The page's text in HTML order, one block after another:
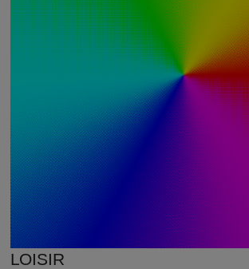
LOISIR